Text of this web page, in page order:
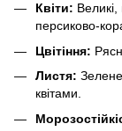
Квіти:
персиково-
Цвітіння:
Листя:
квітами.